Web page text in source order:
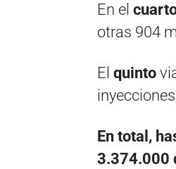
En el
otras 904
El quinto
En total,
3.374.000